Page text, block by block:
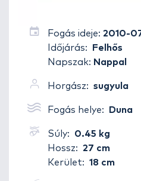
Fogás ideje: 2010-
Időjárás:
Felhős
Napszak: Nappal
Horgász: sugyula
Fogás helye: Duna
Súly:
0.45 kg
Hossz: 27 cm
Kerület: 18 cm